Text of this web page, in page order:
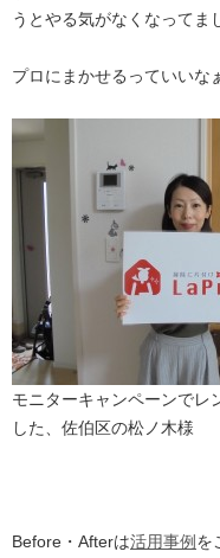
うとやる気がなくなってま
プロにまかせるっていいな
モニターキャンペーンでレ
した、佐伯区の松ノ木様
Before・Afterは活用事例 を